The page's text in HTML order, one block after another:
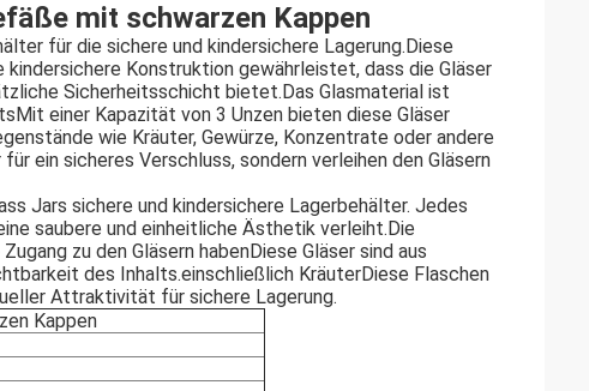
mit schwarzen Kappen
für die sichere und kindersichere Lagerung.Diese
Konstruktion gewährleistet, dass die Gläser
Sicherheitsschicht bietet.Das Glasmaterial ist
einer Kapazität von 3 Unzen bieten diese Gläser
wie Kräuter, Gewürze, Konzentrate oder andere
ein sicheres Verschluss, sondern verleihen den Gläsern
Jars sichere und kindersichere Lagerbehälter. Jedes
saubere und einheitliche Ästhetik verleiht.Die
zu den Gläsern habenDiese Gläser sind aus
des Inhalts.einschließlich KräuterDiese Flaschen
Attraktivität für sichere Lagerung.
Kappen